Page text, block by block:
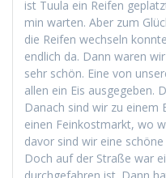
ist Tuu­la ein Reifen
min warten. Aber zum
die Reifen wech­seln
endlich da. Dann waren
sehr schön. Eine von
allen ein Eis aus­gegeben.
Danach sind wir zu einem
einen Feinkost­markt, wo
davor sind wir eine
Doch auf der Straße war